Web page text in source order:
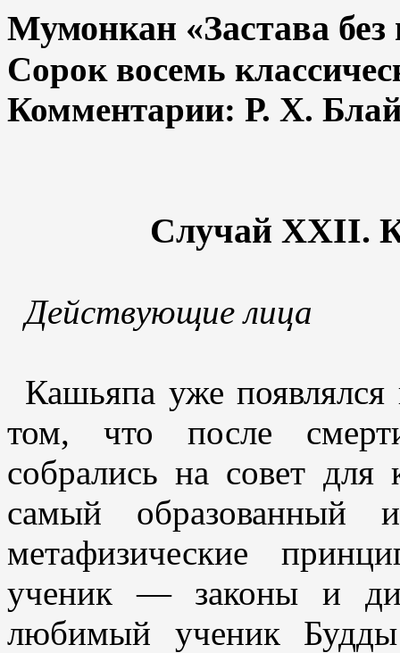
Мумонкан «Застава без
Сорок восемь
Комментарии: Р. X.
Случай
Действующие лица
Кашьяпа уже
том, что после
собрались на совет для
самый образованный
метафизические
ученик — законы и
любимый ученик